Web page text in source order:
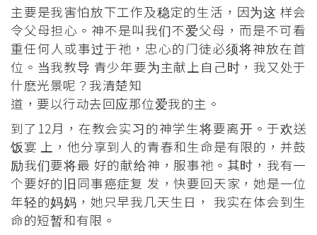
主要是我害怕放下工作及稳定的生活，因为这 样会
令父母担心。神不是叫我们不爱父母，而是不可看
重任何人或事过于祂，忠心的门徒必须将神放在首
位。当我教导 青少年要为主献上自己时，我又处于
什麽光景呢？我清楚知
道，要以行动去回应那位爱我的主。
到了12月，在教会实习的神学生将要离开。于欢送
饭宴 上，他分享到人的青春和生命是有限的，并鼓
励我们要将最 好的献给神，服事祂。其时，我有一
个要好的旧同事癌症复 发，快要回天家，她是一位
年轻的妈妈，她只早我几天生日， 我实在体会到生
命的短暂和有限。